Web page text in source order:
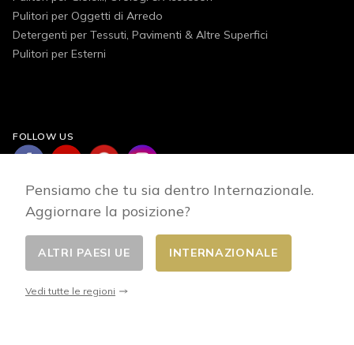
Pulitori per Oggetti di Arredo
Detergenti per Tessuti, Pavimenti & Altre Superfici
Pulitori per Esterni
FOLLOW US
Cambia Paese
Pensiamo che tu sia dentro Internazionale.
Aggiornare la posizione?
ALTRI PAESI UE INTERNAZIONALE
Vedi tutte le regioni